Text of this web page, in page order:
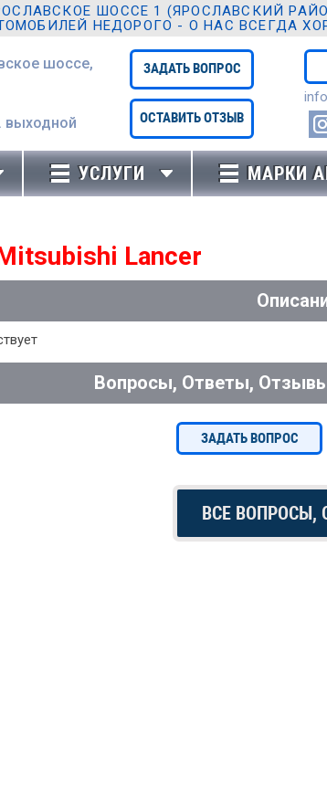
ШОССЕ 1 (ЯРОСЛАВСКИЙ
НЕДОРОГО - О НАС ВСЕГДА
шоссе,
выходной
ЗАДАТЬ ВОПРОС
ОСТАВИТЬ ОТЗЫВ
УСЛУГИ МАРКИ
Lancer
Вопросы, Ответы,
ЗАДАТЬ ВОПРОС
ВСЕ ВОПРОСЫ,